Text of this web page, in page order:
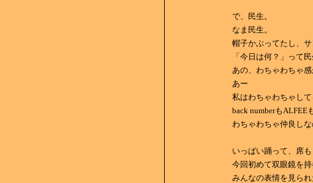
で、民生。
なま民生。
帽子かぶってたし、サ
「今日は何？」って民
あの、わちゃわちゃ感
あー
私はわちゃわちゃして
back numberもALFEEも
わちゃわちゃ仲良しな
いっぱい踊って、席
今回初めて双眼鏡を持
みんなの表情を見ら